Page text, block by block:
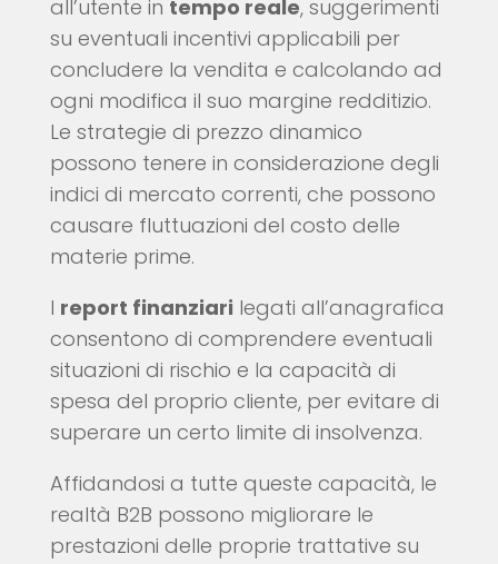
all’utente in tempo reale, suggerimenti
su eventuali incentivi applicabili per
concludere la vendita e calcolando ad
ogni modifica il suo margine redditizio.
Le strategie di prezzo dinamico
possono tenere in considerazione degli
indici di mercato correnti, che possono
causare fluttuazioni del costo delle
materie prime.
I report finanziari legati all’anagrafica
consentono di comprendere eventuali
situazioni di rischio e la capacità di
spesa del proprio cliente, per evitare di
superare un certo limite di insolvenza.
Affidandosi a tutte queste capacità, le
realtà B2B possono migliorare le
prestazioni delle proprie trattative su